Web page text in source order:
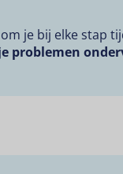
je bij elke stap
problemen